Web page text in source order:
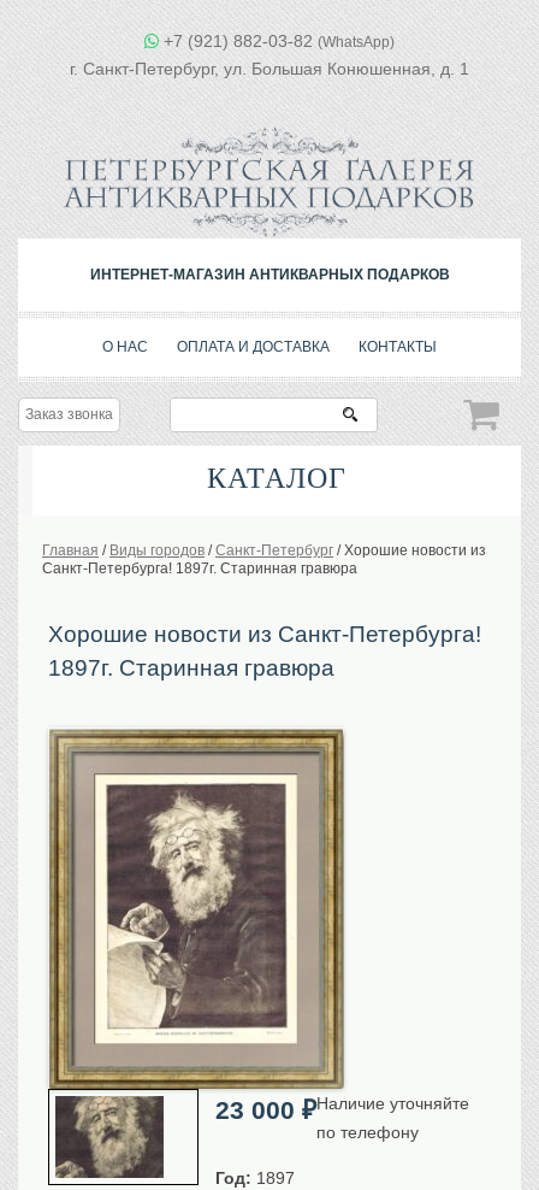
+7 (921) 882-03-82 (WhatsApp)
г. Санкт-Петербург, ул. Большая Конюшенная, д. 1
ИНТЕРНЕТ-МАГАЗИН АНТИКВАРНЫХ ПОДАРКОВ
О НАС ОПЛАТА И ДОСТАВКА КОНТАКТЫ
Заказ звонка
КАТАЛОГ
История Российской империи. Обычаи
Предметы VIP
Портреты царской семьи
Москва
Санкт-Петербург
Российская империя
Прочие
Старинные карты
Российская империя
Европа
Исторические карты
Виды городов
Москва
Санкт-Петербург
Российская империя
Прочие
Главная / Виды городов /Санкт-Петербург /Хорошие новости из
Санкт-Петербурга! 1897г. Старинная гравюра
Хорошие новости из Санкт-Петербурга!
1897г. Старинная гравюра
23 000₽Наличие уточняйте
по телефону
Год: 1897